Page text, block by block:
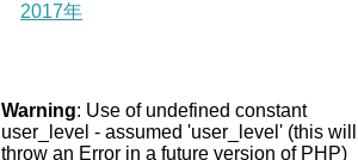
2017年
Warning: Use of undefined constant
user_level - assumed 'user_level' (this will
throw an Error in a future version of PHP)